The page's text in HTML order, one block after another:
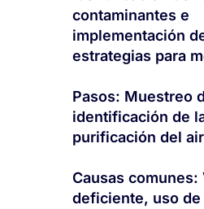
contaminantes e
implementación
estrategias para
Pasos: Muestreo
identificación de
purificación del
Causas comunes:
deficiente, uso de